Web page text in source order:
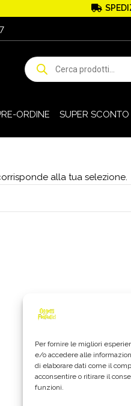
Per fornire le migliori
e/o accedere alle
di elaborare dati come il
acconsentire o ritirare il
funzioni.
ORDINE SUPER SCONTO
alla tua selezione.